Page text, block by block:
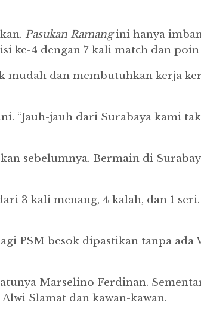
Pasukan Ramangini hanya
ke-4 dengan 7 kali match dan poin
mudah dan membutuhkan kerja
“Jauh-jauh dari Surabaya kami
sebelumnya. Bermain di
3 kali menang, 4 kalah, dan 1
PSM besok dipastikan tanpa
Marselino Ferdinan.
Slamat dan kawan-kawan.